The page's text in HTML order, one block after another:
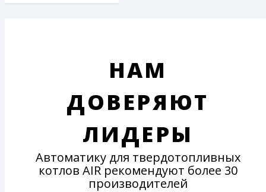
НАМ
ДОВЕРЯЮТ
ЛИДЕРЫ
Автоматику для твердотопливных
котлов AIR рекомендуют более 30
производителей